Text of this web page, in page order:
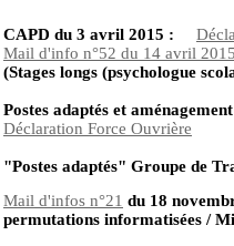
CAPD du 3 avril 2015 :
Mail d'info n°52 du 14 avril 2015
(Stages longs (psychologue
Postes adaptés et
Déclaration Force Ouvrière
"Postes adaptés" Groupe de
Mail d'infos n°21 du 18
permutations informatisées /